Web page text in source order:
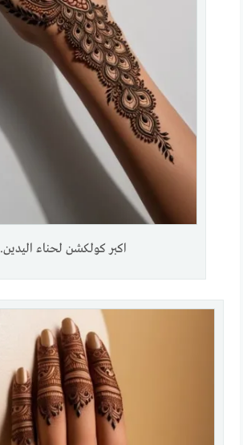
اكبر كولكشن لحناء اليدين.